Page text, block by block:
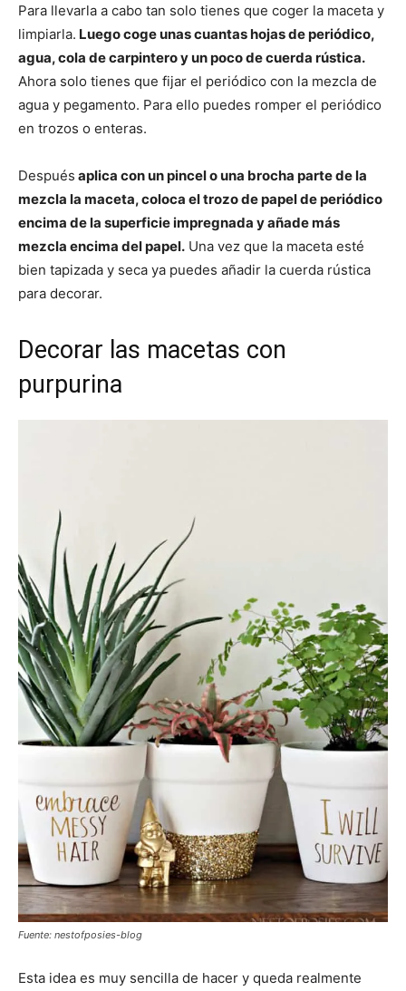
Para llevarla a cabo tan solo tienes que coger la maceta y
limpiarla. Luego coge unas cuantas hojas de periódico,
agua, cola de carpintero y un poco de cuerda rústica.
Ahora solo tienes que fijar el periódico con la mezcla de
agua y pegamento. Para ello puedes romper el periódico
en trozos o enteras.
Después aplica con un pincel o una brocha parte de la
mezcla la maceta, coloca el trozo de papel de periódico
encima de la superficie impregnada y añade más
mezcla encima del papel. Una vez que la maceta esté
bien tapizada y seca ya puedes añadir la cuerda rústica
para decorar.
Decorar las macetas con
purpurina
Fuente: nestofposies-blog
Esta idea es muy sencilla de hacer y queda realmente